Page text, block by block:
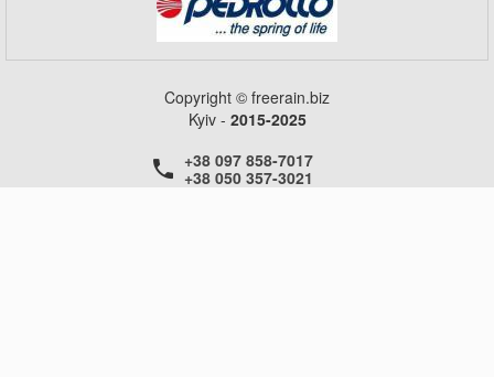
Copyright © freerain.biz
Kyiv - 2015-2025
+38 097 858-7017
+38 050 357-3021